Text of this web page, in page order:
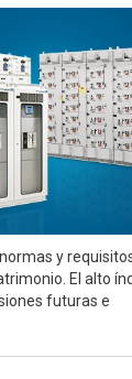
y
El alto
futuras e